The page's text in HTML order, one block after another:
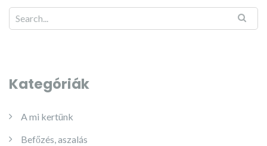
Kategóriák
A mi kertünk
Befőzés, aszalás